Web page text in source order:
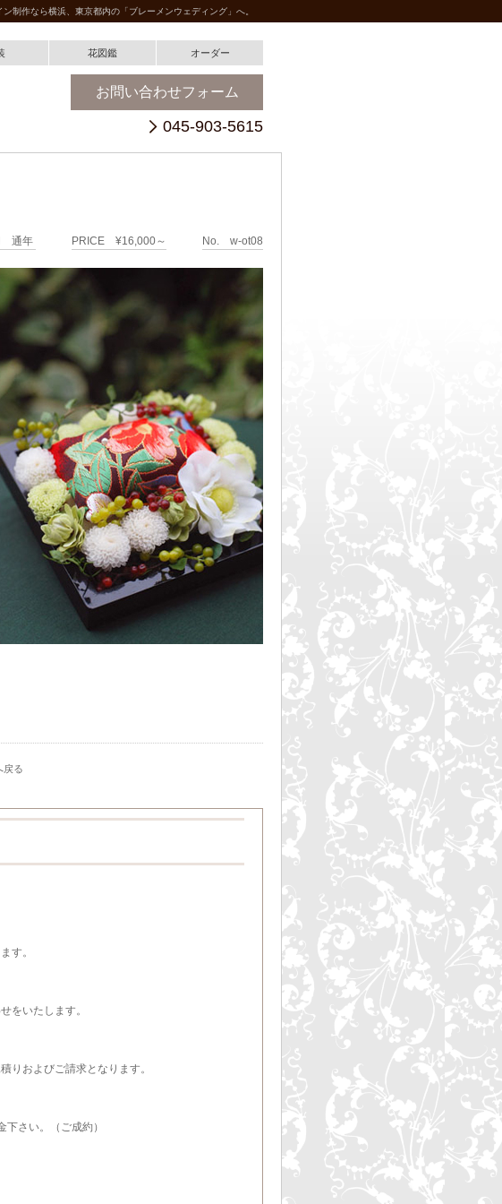
制作なら横浜、東京都内の「ブレーメンウェディング」へ。
通年 PRICE ¥16,000～ No. w-ot08
戻る
す。
をいたします。
りおよびご請求となります。
さい。（ご成約）
お問い合わせフォーム
045-903-5615
花図鑑 オーダー